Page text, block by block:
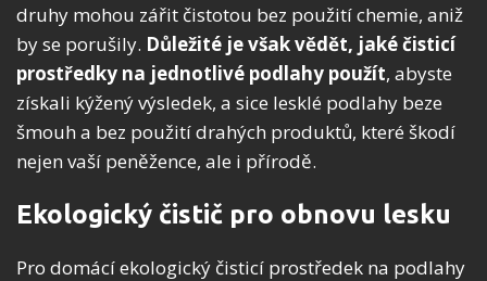
druhy mohou zářit čistotou bez použití chemie, aniž
by se porušily. Důležité je však vědět, jaké čisticí
prostředky na jednotlivé podlahy použít, abyste
získali kýžený výsledek, a sice lesklé podlahy beze
šmouh a bez použití drahých produktů, které škodí
nejen vaší peněžence, ale i přírodě.
Ekologický čistič pro obnovu lesku
Pro domácí ekologický čisticí prostředek na podlahy